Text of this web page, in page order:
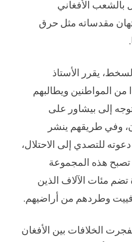
بالشعب الأفغاني
مقدساته مثل حرق
يقرر الأستاذ
المواطنين ويطالبهم
إلى بيشاور على
وفي طريقهم ينشر
للتصدي إلى الاحتلال،
تصبح هذه المجموعة
تضم مئات الآلاف الذين
وطردهم من أراضيهم.
الخلافات بين الأفغان